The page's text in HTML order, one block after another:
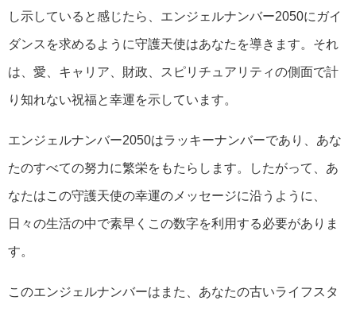
し示していると感じたら、エンジェルナンバー2050にガイ
ダンスを求めるように守護天使はあなたを導きます。それ
は、愛、キャリア、財政、スピリチュアリティの側面で計
り知れない祝福と幸運を示しています。
エンジェルナンバー2050はラッキーナンバーであり、あな
たのすべての努力に繁栄をもたらします。したがって、あ
なたはこの守護天使の幸運のメッセージに沿うように、
日々の生活の中で素早くこの数字を利用する必要がありま
す。
このエンジェルナンバーはまた、あなたの古いライフスタ